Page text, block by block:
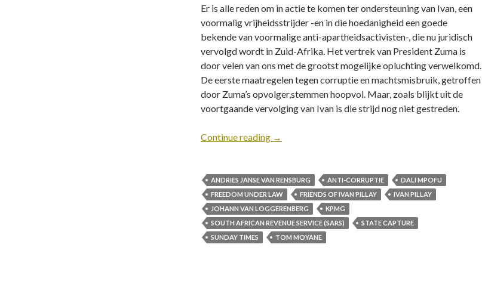
Er is alle reden om in actie te komen ter ondersteuning van Ivan, een
voormalig vrijheidsstrijder -en in die hoedanigheid een goede
bekende van voormalige anti-apartheidsactivisten-, die nu juridisch
vervolgd wordt in Zuid-Afrika. Het vertrek van President Zuma is
door velen van ons met de grootst mogelijke opluchting verwelkomd.
De eerste maatregelen tegen corruptie en machtsmisbruik​, getroffen
door Zuma’s opvolger,​stemmen hoopvol. Maar, zoals blijkt uit de
voortgaande vervolging van Ivan is die strijd nog niet gestreden.
Continue reading →
ANDRIES JANSE VAN RENSBURG ANTI-CORRUPTIE
DALI MPOFU
FREEDOM UNDER LAW
FRIENDS OF IVAN PILLAY
IVAN PILLAY
JOHANN VAN LOGGERENBERG
KPMG
SOUTH AFRICAN REVENUE SERVICE (SARS)
STATE CAPTURE
SUNDAY TIMES
TOM MOYANE